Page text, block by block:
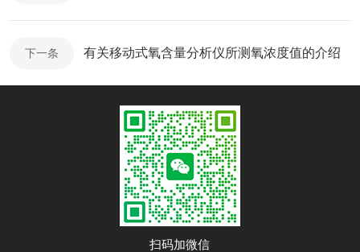
下一条 有关移动式氧含量分析仪所测氧浓度值的介绍
扫码加微信